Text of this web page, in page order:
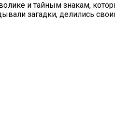
и тайным знакам,
загадки, делились